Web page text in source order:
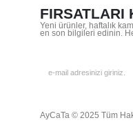
FIRSATLARI
Yeni ürünler, haftalık
en son bilgileri edinin.
AyCaTa © 2025 Tüm